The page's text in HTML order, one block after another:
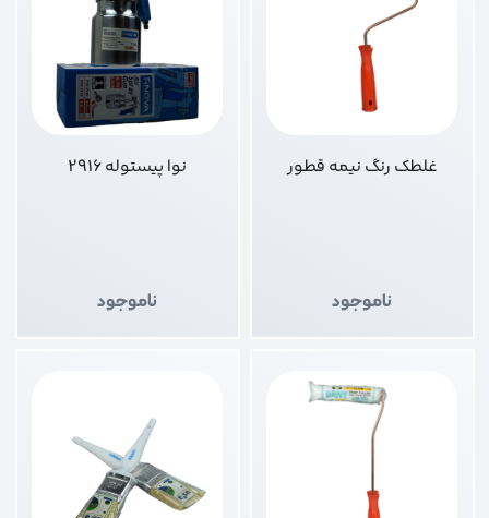
غلطک رنگ نیمه قطور
ناموجود
نوا پیستوله 2916
ناموجود